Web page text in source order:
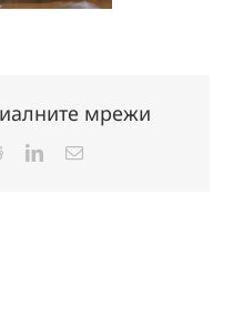
мрежи
RedditLinkedInЕлектронна